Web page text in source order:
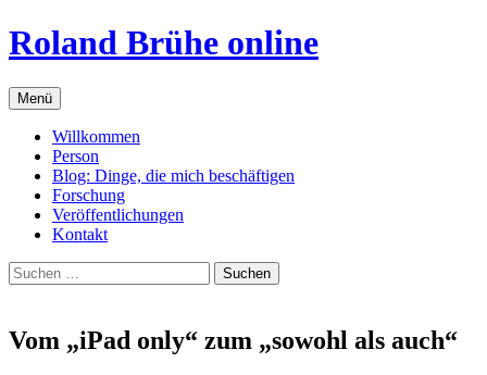
Zum
Inhalt
Roland Brühe online
Menü
Willkommen
Person
Blog: Dinge, die mich beschäftigen
Forschung
Veröffentlichungen
Kontakt
Suchen
nach:
Vom „iPad only“ zum „sowohl als auch“